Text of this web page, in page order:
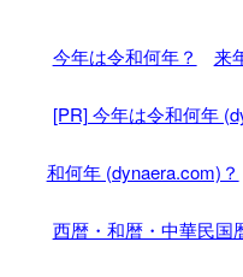
今年は令和何年？ 来
[PR] 今年は令和何年
和何年 (dynaera.com)？
西暦・和暦・中華民国